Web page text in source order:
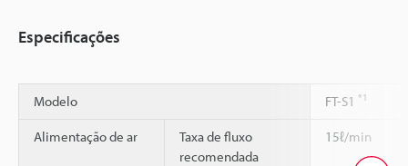
Especificações
Modelo FT-S1 *1
Alimentação de ar
Taxa de fluxo
recomendada
15ℓ/min